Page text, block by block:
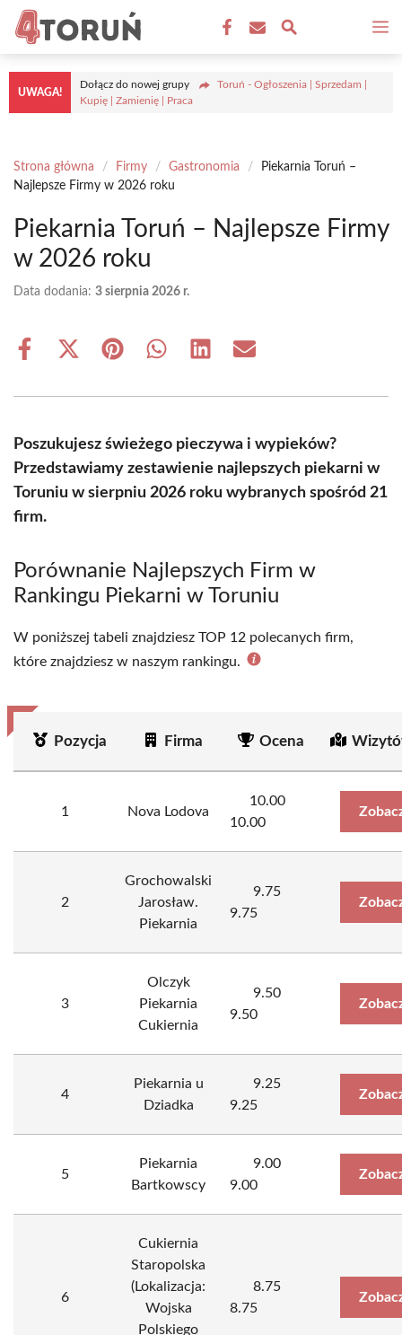
Przejdź
treści
UWAGA!
Dołącz do nowej grupy
Toruń - Ogłoszenia | Sprzedam |
Kupię | Zamienię | Praca
Strona główna / Firmy / Gastronomia /
Piekarnia Toruń –
Najlepsze Firmy w 2026 roku
Piekarnia Toruń – Najlepsze Firmy
w 2026 roku
Data dodania: 3 sierpnia 2026 r.
Share
Share
(Twitter)
Share Share Share Share
Poszukujesz świeżego pieczywa i wypieków?
Przedstawiamy zestawienie najlepszych piekarni w
Toruniu w sierpniu 2026 roku wybranych spośród 21
firm.
Porównanie Najlepszych Firm w
Rankingu Piekarni w Toruniu
W poniższej tabeli znajdziesz TOP 12 polecanych firm,
które znajdziesz w naszym rankingu.
Pozycja Firma Ocena
1 Nova Lodova
10.00
10.00
2
Grochowalski
Jarosław.
Piekarnia
9.75
9.75
3
Olczyk
Piekarnia
Cukiernia
9.50
9.50
4
Piekarnia u
Dziadka
9.25
9.25
5
Piekarnia
Bartkowscy
9.00
9.00
6
Cukiernia
Staropolska
(Lokalizacja:
Wojska
Polskiego
8.75
8.75